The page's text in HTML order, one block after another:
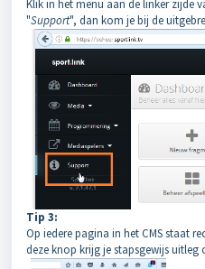
Klik in het menu aan de linker zijde
"Support", dan kom je bij de
Tip 3:
Op iedere pagina in het CMS staat
deze knop krijg je stapsgewijs uitleg